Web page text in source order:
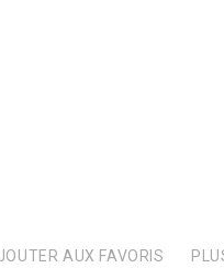
AUX FAVORIS